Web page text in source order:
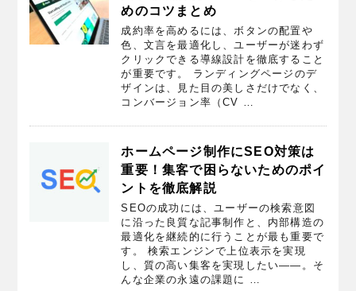
めのコツまとめ
成約率を高めるには、ボタンの配置や
色、文言を最適化し、ユーザーが迷わず
クリックできる導線設計を徹底すること
が重要です。 ランディングページのデ
ザインは、見た目の美しさだけでなく、
コンバージョン率（CV …
ホームページ制作にSEO対策は
重要！集客で困らないためのポイ
ントを徹底解説
SEOの成功には、ユーザーの検索意図
に沿った良質な記事制作と、内部構造の
最適化を継続的に行うことが最も重要で
す。 検索エンジンで上位表示を実現
し、質の高い集客を実現したい——。そ
んな企業の永遠の課題に …